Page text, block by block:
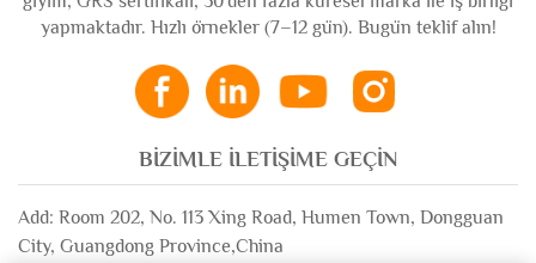
yapmaktadır. Hızlı örnekler (7–12 gün). Bugün teklif alın!
BIZIMLE İLETIŞIME GEÇIN
Add: Room 202, No. 113 Xing Road, Humen Town, Dongguan
City, Guangdong Province,China